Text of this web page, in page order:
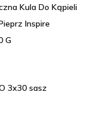
Kula Do Kąpieli
Inspire
G
3x30 sasz